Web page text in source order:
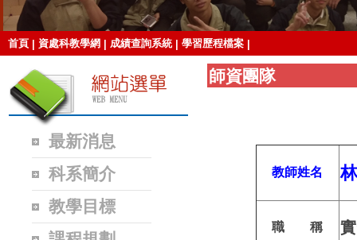
首頁 | 資處科教學網 | 成績查詢系統| 學習歷程檔案 |
最新消息
科系簡介
教學目標
師資團隊
教師姓名 林
職 稱